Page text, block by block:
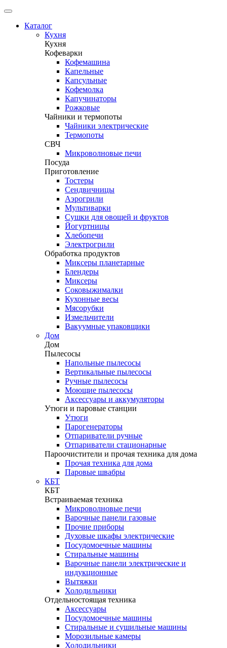
Каталог
Кухня
Кухня
Кофеварки
Кофемашина
Капельные
Капсульные
Кофемолка
Капучинаторы
Рожковые
Чайники и термопоты
Чайники электрические
Термопоты
СВЧ
Микроволновые печи
Посуда
Приготовление
Тостеры
Сендвичницы
Аэрогрили
Мультиварки
Сушки для овощей и фруктов
Йогуртницы
Хлебопечи
Электрогрили
Обработка продуктов
Миксеры планетарные
Блендеры
Миксеры
Соковыжималки
Кухонные весы
Мясорубки
Измельчители
Вакуумные упаковщики
Дом
Дом
Пылесосы
Напольные пылесосы
Вертикальные пылесосы
Ручные пылесосы
Моющие пылесосы
Аксессуары и аккумуляторы
Утюги и паровые станции
Утюги
Парогенераторы
Отпариватели ручные
Отпариватели стационарные
Пароочистители и прочая техника для дома
Прочая техника для дома
Паровые швабры
КБТ
КБТ
Встраиваемая техника
Микроволновые печи
Варочные панели газовые
Прочие приборы
Духовые шкафы электрические
Посудомоечные машины
Стиральные машины
Варочные панели электрические и
индукционные
Вытяжки
Холодильники
Отдельностоящая техника
Аксессуары
Посудомоечные машины
Стиральные и сушильные машины
Морозильные камеры
Холодильники